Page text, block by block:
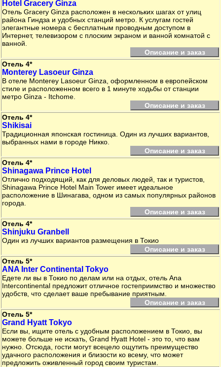
Hotel Gracery Ginza
Отель Gracery Ginza расположен в нескольких шагах от улиц
района Гиндза и удобных станций метро. К услугам гостей
элегантные номера с бесплатным проводным доступом в
Интернет, телевизором с плоским экраном и ванной комнатой с
ванной.
Описание и заказ
Отель 4*
Monterey Lasoeur Ginza
В отеле Monterey Lasoeur Ginza, оформленном в европейском
стиле и расположенном всего в 1 минуте ходьбы от станции
метро Ginza - Itchome.
Описание и заказ
Отель 4*
Shikisai
Традиционная японская гостиница. Один из лучших вариантов,
выбранных нами в городе Никко.
Описание и заказ
Отель 4*
Shinagawa Prince Hotel
Отлично подходящий, как для деловых людей, так и туристов,
Shinagawa Prince Hotel Main Tower имеет идеальное
расположение в Шинагава, одном из самых популярных районов
города.
Описание и заказ
Отель 4*
Shinjuku Granbell
Один из лучших вариантов размещения в Токио
Описание и заказ
Отель 5*
ANA Inter Continental Tokyo
Едете ли вы в Токио по делам или на отдых, отель Ana
Intercontinental предложит отличное гостеприимство и множество
удобств, что сделает ваше пребывание приятным.
Описание и заказ
Отель 5*
Grand Hyatt Tokyo
Если вы, ищите отель с удобным расположением в Токио, вы
можете больше не искать, Grand Hyatt Hotel - это то, что вам
нужно. Отсюда, гости могут всецело ощутить преимущество
удачного расположения и близости ко всему, что может
предложить оживленный город своим туристам.